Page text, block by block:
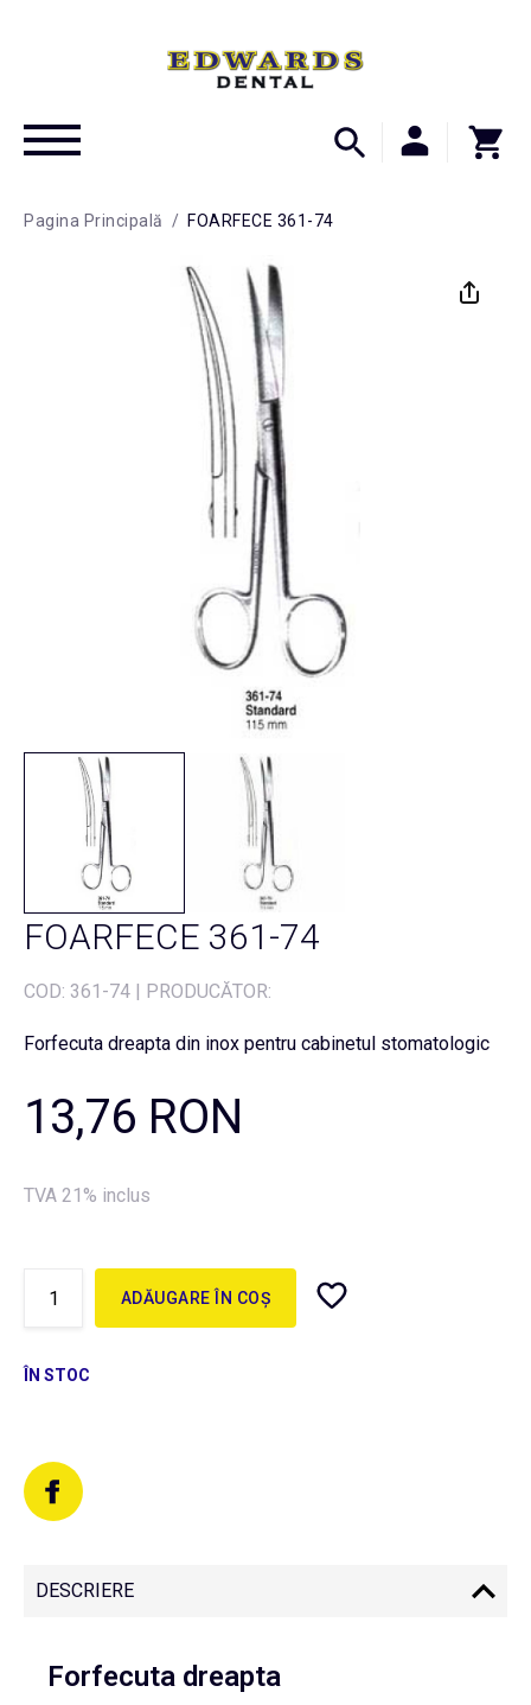
Pagina Principală / FOARFECE 361-74
FOARFECE 361-74
COD: 361-74 | PRODUCĂTOR:
Forfecuta dreapta din inox pentru cabinetul stomatologic
13,76 RON
TVA 21% inclus
ADĂUGARE ÎN COȘ
ÎN STOC
DESCRIERE
Forfecuta dreapta